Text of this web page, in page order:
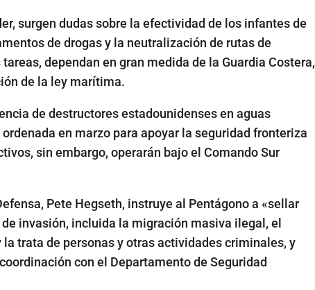
surgen dudas sobre la efectividad de los infantes de
de drogas y la neutralización de rutas de
dependan en gran medida de la Guardia Costera,
de la ley marítima.
de destructores estadounidenses en aguas
en marzo para apoyar la seguridad fronteriza
sin embargo, operarán bajo el Comando Sur
Pete Hegseth, instruye al Pentágono a «sellar
invasión, incluida la migración masiva ilegal, el
trata de personas y otras actividades criminales, y
con el Departamento de Seguridad